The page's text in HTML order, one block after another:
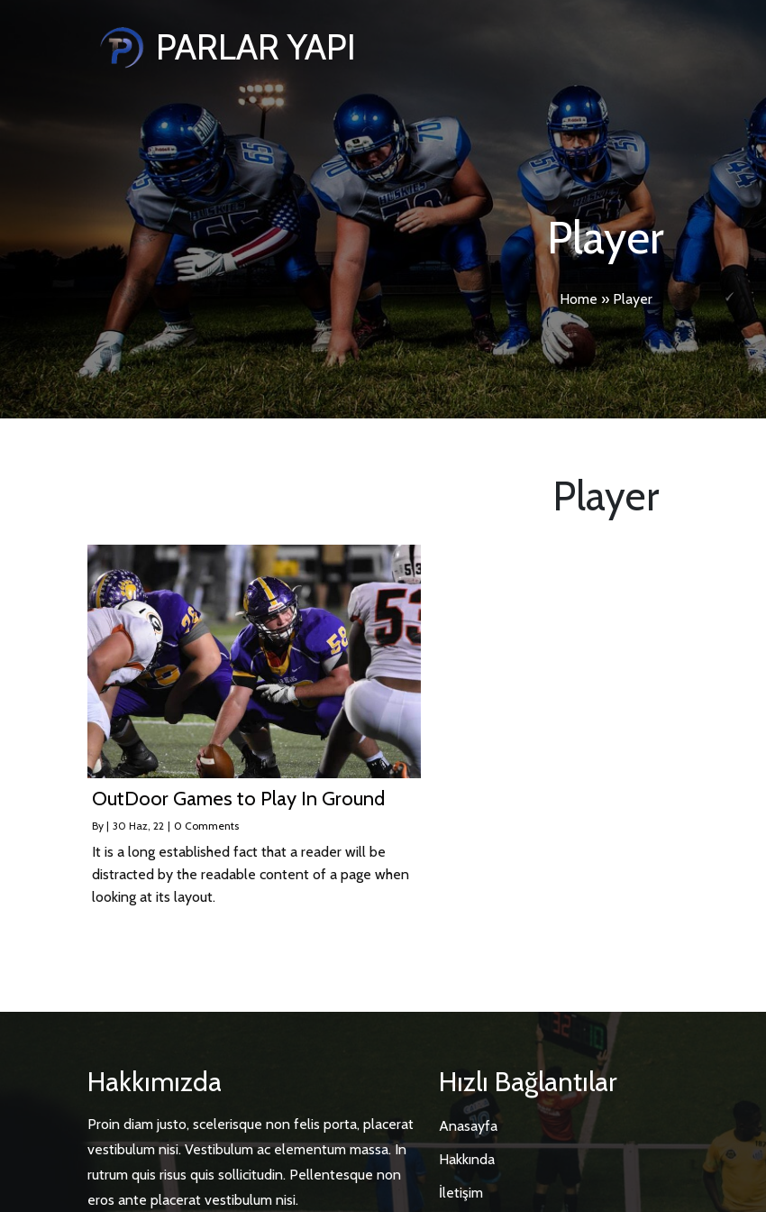
PARLAR YAPI
Player
Home » Player
Player
OutDoor Games to Play In Ground
By | 30 Haz, 22 | 0 Comments
It is a long established fact that a reader will be
distracted by the readable content of a page when
looking at its layout.
Hakkımızda
Proin diam justo, scelerisque non felis porta, placerat
vestibulum nisi. Vestibulum ac elementum massa. In
rutrum quis risus quis sollicitudin. Pellentesque non
eros ante placerat vestibulum nisi.
Hızlı Bağlantılar
Anasayfa
Hakkında
İletişim